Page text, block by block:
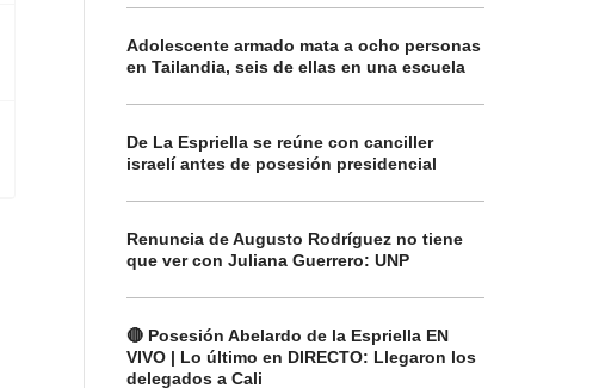
Adolescente armado mata a ocho personas
en Tailandia, seis de ellas en una escuela
De La Espriella se reúne con canciller
israelí antes de posesión presidencial
Renuncia de Augusto Rodríguez no tiene
que ver con Juliana Guerrero: UNP
🔴 Posesión Abelardo de la Espriella EN
VIVO | Lo último en DIRECTO: Llegaron los
delegados a Cali